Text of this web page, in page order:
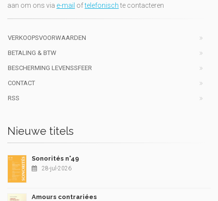
aan om ons via e-mail oftelefonischte contacteren
VERKOOPSVOORWAARDEN
BETALING & BTW
BESCHERMING LEVENSSFEER
CONTACT
RSS
Nieuwe titels
Sonorités n°49
28-jul-2026
Amours contrariées